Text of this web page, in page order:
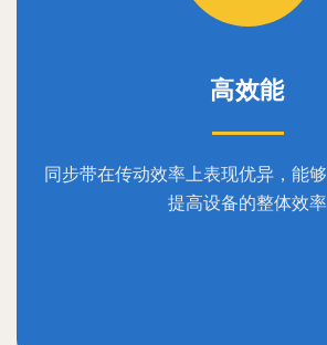
高效能
同步带在传动效率上表现优异，能
提高设备的整体效率